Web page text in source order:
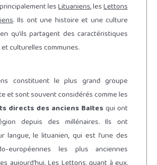
lesLituaniens, lesLettons
. Ils ont une histoire et une culture
qu’ils partagent des caractéristiques
culturelles communes.
constituent le plus grand groupe
et sont souvent considérés comme les
directs des anciens Baltes qui ont
depuis des millénaires. Ils ont
langue, le lituanien, qui est l’une des
européennes les plus anciennes